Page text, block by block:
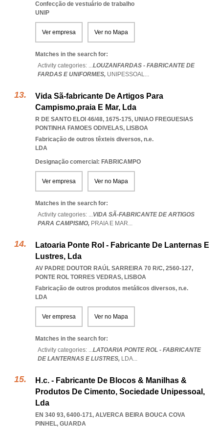
Confecção de vestuário de trabalho
UNIP
Ver empresa Ver no Mapa
Matches in the search for:
Activity categories: ...LOUZANFARDAS - FABRICANTE DE
FARDAS E UNIFORMES, UNIPESSOAL...
Vida Sã-fabricante De Artigos Para
Campismo,praia E Mar, Lda
R DE SANTO ELOI 46/48, 1675-175, UNIAO FREGUESIAS
PONTINHA FAMOES ODIVELAS, LISBOA
Fabricação de outros têxteis diversos, n.e.
LDA
Designação comercial: FABRICAMPO
Ver empresa Ver no Mapa
Matches in the search for:
Activity categories: ...VIDA SÃ-FABRICANTE DE ARTIGOS
PARA CAMPISMO, PRAIA E MAR...
Latoaria Ponte Rol - Fabricante De Lanternas E
Lustres, Lda
AV PADRE DOUTOR RAÚL SARREIRA 70 R/C, 2560-127,
PONTE ROL TORRES VEDRAS, LISBOA
Fabricação de outros produtos metálicos diversos, n.e.
LDA
Ver empresa Ver no Mapa
Matches in the search for:
Activity categories: ...LATOARIA PONTE ROL - FABRICANTE
DE LANTERNAS E LUSTRES, LDA...
H.c. - Fabricante De Blocos & Manilhas &
Produtos De Cimento, Sociedade Unipessoal,
Lda
EN 340 93, 6400-171, ALVERCA BEIRA BOUCA COVA
PINHEL, GUARDA